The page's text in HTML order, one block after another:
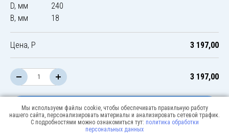
D, мм
240
B, мм
18
Цена, Р 3 197,00
3 197,00
В корзину
Мы используем файлы cookie, чтобы обеспечивать правильную работу
нашего сайта, персонализировать материалы и анализировать сетевой трафик.
С подробностями можно ознакомиться тут: политика обработки
персональных данных